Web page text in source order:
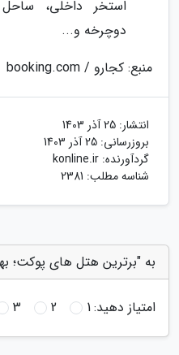
استخر داخلی،
دوچرخه و...
منبع: کجارو / booking.com
انتشار: 25 آذر 1403
بروزرسانی: 25 آذر 1403
گردآورنده: konline.ir
شناسه مطلب: 2381
به "برترین هتل های پوکت؛
امتیاز دهید:1
2
3